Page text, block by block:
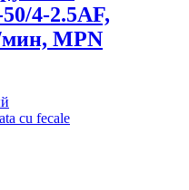
4-2.5AF,
мин, MPN
cu fecale